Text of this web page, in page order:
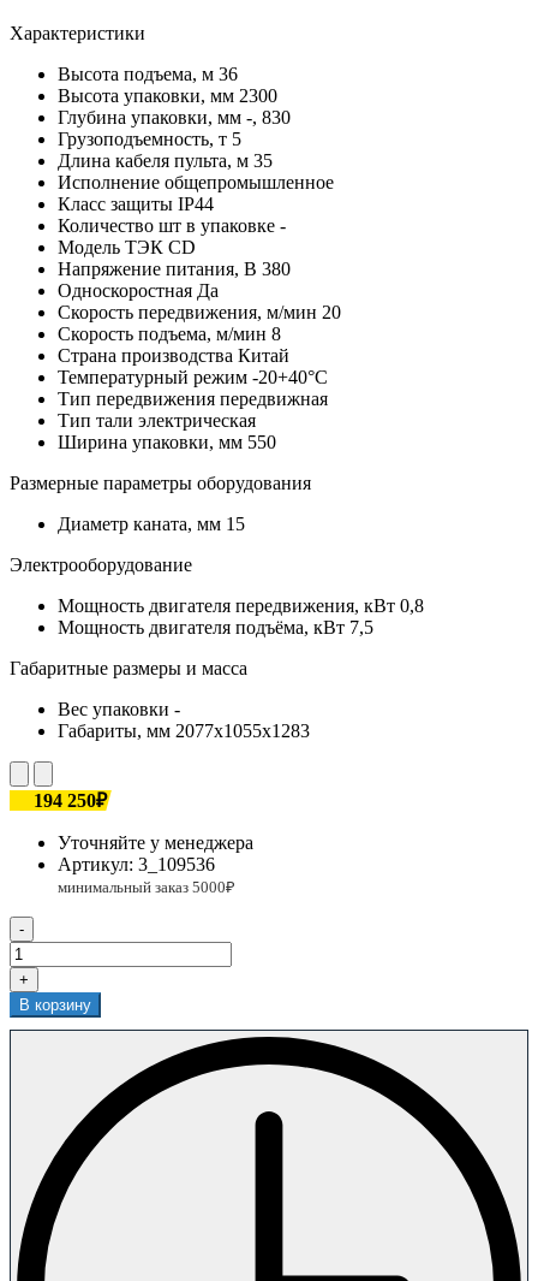
Характеристики
Высота подъема, м 36
Высота упаковки, мм 2300
Глубина упаковки, мм -, 830
Грузоподъемность, т 5
Длина кабеля пульта, м 35
Исполнение общепромышленное
Класс защиты IP44
Количество шт в упаковке -
Модель ТЭК CD
Напряжение питания, В 380
Односкоростная Да
Скорость передвижения, м/мин 20
Скорость подъема, м/мин 8
Страна производства Китай
Температурный режим -20+40°С
Тип передвижения передвижная
Тип тали электрическая
Ширина упаковки, мм 550
Размерные параметры оборудования
Диаметр каната, мм 15
Электрооборудование
Мощность двигателя передвижения, кВт 0,8
Мощность двигателя подъёма, кВт 7,5
Габаритные размеры и масса
Вес упаковки -
Габариты, мм 2077х1055х1283
194 250₽
Уточняйте у менеджера
Артикул: 3_109536
-
+
В корзину